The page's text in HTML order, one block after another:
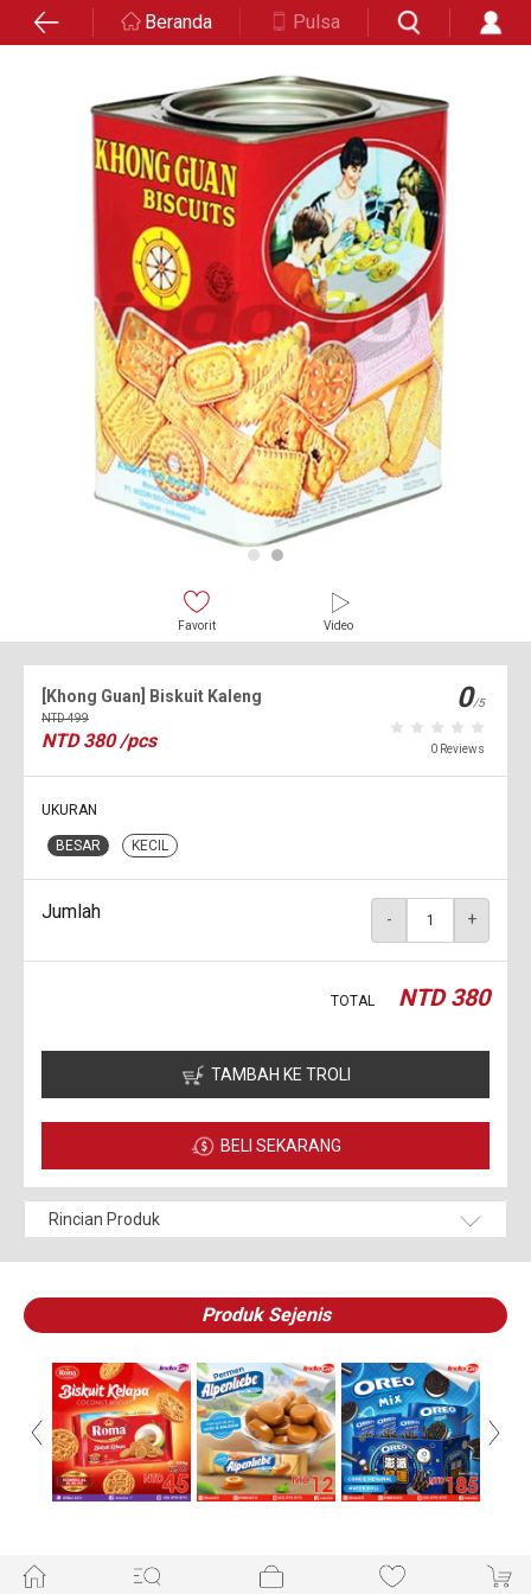
Beranda Pulsa
Favorit Video
[Khong Guan] Biskuit Kaleng
NTD499
NTD380 /pcs
0/5
0 Reviews
UKURAN
BESAR KECIL
Jumlah - +
TOTAL NTD380
TAMBAH KE TROLI
BELI SEKARANG
Rincian Produk
Produk Sejenis